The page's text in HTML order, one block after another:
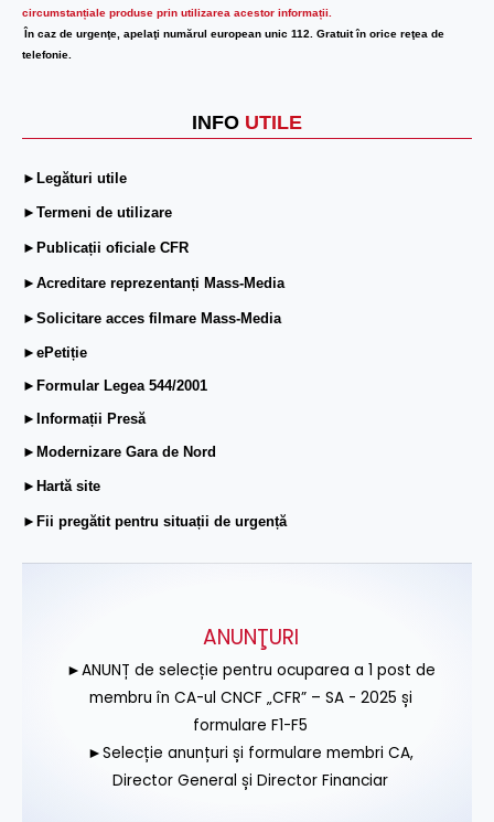
circumstanțiale produse prin utilizarea acestor informații.
În caz de urgenţe, apelaţi numărul european unic 112. Gratuit în orice reţea de
telefonie.
INFO UTILE
►Legături utile
►Termeni de utilizare
►Publicații oficiale CFR
►Acreditare reprezentanți Mass-Media
►Solicitare acces filmare Mass-Media
►ePetiție
►Formular Legea 544/2001
►Informații Presă
►Modernizare Gara de Nord
►Hartă site
►Fii pregătit pentru situații de urgență
ANUNŢURI
►ANUNȚ de selecție pentru ocuparea a 1 post de
membru în CA-ul CNCF „CFR” – SA - 2025 și
formulare F1-F5
►Selecție anunțuri și formulare membri CA,
Director General și Director Financiar